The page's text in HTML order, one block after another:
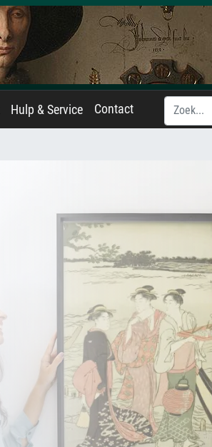
Hulp & Service Contact